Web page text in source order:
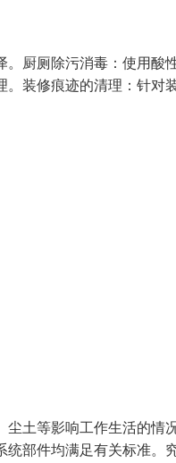
。厨厕除污消毒：使用酸
。装修痕迹的清理：针对
尘土等影响工作生活的情
统部件均满足有关标准。